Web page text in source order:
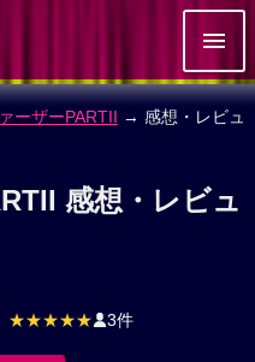
ーザーPARTII → 感想・レビュ
感想・レビュ
★★★★★ 3件